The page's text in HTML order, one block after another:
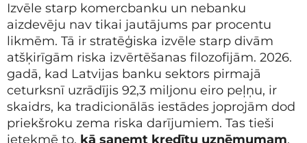
Izvēle starp komercbanku un nebanku
aizdevēju nav tikai jautājums par procentu
likmēm. Tā ir stratēģiska izvēle starp divām
atšķirīgām riska izvērtēšanas filozofijām. 2026.
gadā, kad Latvijas banku sektors pirmajā
ceturksnī uzrādījis 92,3 miljonu eiro peļņu, ir
skaidrs, ka tradicionālās iestādes joprojām dod
priekšroku zema riska darījumiem. Tas tieši
ietekmē to, kā saņemt kredītu uzņēmumam,